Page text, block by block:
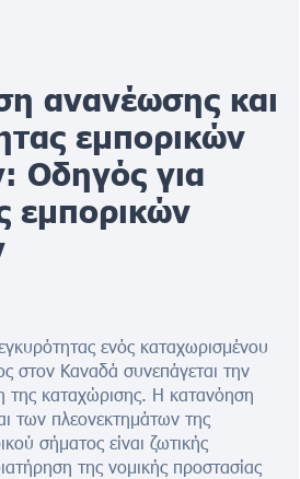
ανανέωσης και
εμπορικών
Οδηγός για
εμπορικών
ενός καταχωρισμένου
στον Καναδά συνεπάγεται την
της καταχώρισης. Η κατανόηση
των πλεονεκτημάτων της
σήματος είναι ζωτικής
της νομικής προστασίας